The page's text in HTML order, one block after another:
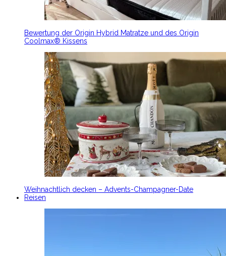
Bewertung der Origin Hybrid Matratze und des Origin
Coolmax® Kissens
Weihnachtlich decken – Advents-Champagner-Date
Reisen